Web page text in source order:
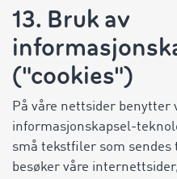
13. Bruk av
("cookies")
På våre nettsider benytter
informasjonskapsel-
små tekstfiler som
besøker våre